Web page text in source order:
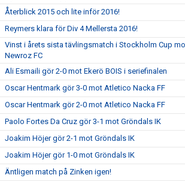
Återblick 2015 och lite inför 2016!
Reymers klara för Div 4 Mellersta 2016!
Vinst i årets sista tävlingsmatch i Stockholm Cup
Newroz FC
Ali Esmaili gör 2-0 mot Ekerö BOIS i seriefinalen
Oscar Hentmark gör 3-0 mot Atletico Nacka FF
Oscar Hentmark gör 2-0 mot Atletico Nacka FF
Paolo Fortes Da Cruz gör 3-1 mot Gröndals IK
Joakim Höjer gör 2-1 mot Gröndals IK
Joakim Höjer gör 1-0 mot Gröndals IK
Äntligen match på Zinken igen!